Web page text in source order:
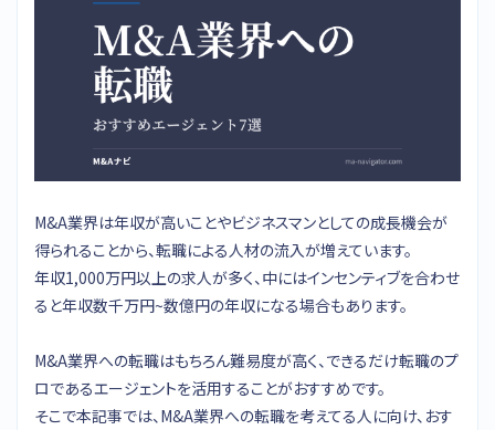
M&A業界は年収が高いことやビジネスマンとしての成長機会が
得られることから、転職による人材の流入が増えています。
年収1,000万円以上の求人が多く、中にはインセンティブを合わせ
ると年収数千万円~数億円の年収になる場合もあります。
M&A業界への転職はもちろん難易度が高く、できるだけ転職のプ
ロであるエージェントを活用することがおすすめです。
そこで本記事では、M&A業界への転職を考えてる人に向け、おす